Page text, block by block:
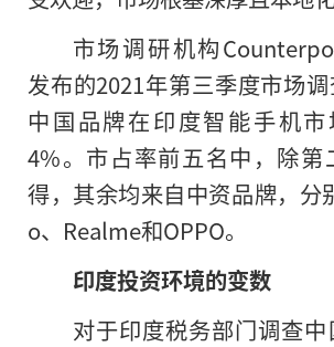
市场调研机构
发布的2021年第三季度市场调
中国品牌在印度智能手机
4%。市占率前五名中，除第
得，其余均来自中资品牌，分
o、Realme和OPPO。
印度投资环境的变数
对于印度税务部门调查